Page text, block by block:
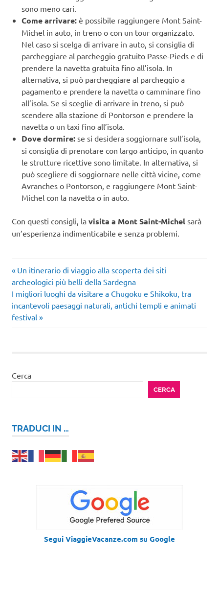
sono meno cari.
Come arrivare: è possibile raggiungere Mont Saint-
Michel in auto, in treno o con un tour organizzato.
Nel caso si scelga di arrivare in auto, si consiglia di
parcheggiare al parcheggio gratuito Passe-Pieds e di
prendere la navetta gratuita fino all’isola. In
alternativa, si può parcheggiare al parcheggio a
pagamento e prendere la navetta o camminare fino
all’isola. Se si sceglie di arrivare in treno, si può
scendere alla stazione di Pontorson e prendere la
navetta o un taxi fino all’isola.
Dove dormire: se si desidera soggiornare sull’isola,
si consiglia di prenotare con largo anticipo, in quanto
le strutture ricettive sono limitate. In alternativa, si
può scegliere di soggiornare nelle città vicine, come
Avranches o Pontorson, e raggiungere Mont Saint-
Michel con la navetta o in auto.
Con questi consigli, la visita a Mont Saint-Michel sarà
un’esperienza indimenticabile e senza problemi.
Navigazione
articoli
Articolo
precedente:
Un itinerario di viaggio alla scoperta dei siti
archeologici più belli della Sardegna
Articolo
successivo:
I migliori luoghi da visitare a Chugoku e Shikoku, tra
incantevoli paesaggi naturali, antichi templi e animati
festival
Cerca
CERCA
TRADUCI IN …
Segui ViaggieVacanze.com su Google